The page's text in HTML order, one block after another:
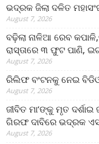
ଭଦ୍ରକ ଜିଲା ଦଳିତ
August 7, 2026
ବଢ଼ିଲା ନାଳିଆ ରେବ
ରାସ୍ତାରେ ୩ ଫୁଟ ପାଣି,
August 7, 2026
ରିଲିଫ ବଂଟନକୁ ନେଇ
August 7, 2026
ଜୀବିତ ମା’ଙ୍କୁ ମୃତ
ଗିରଫ ଦାବିରେ ଭଦ୍ରକ
August 7, 2026